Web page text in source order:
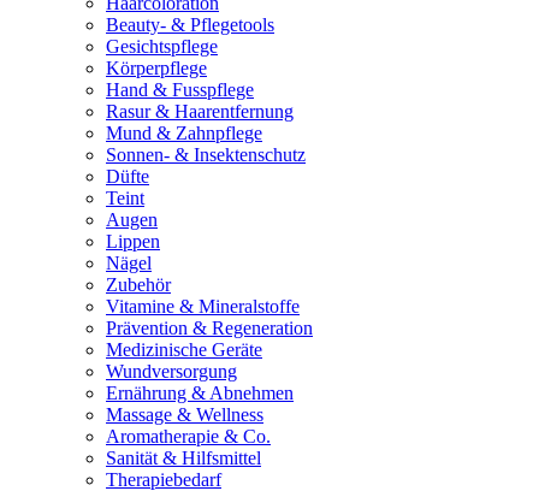
Beauty- & Pflegetools
Gesichtspflege
Körperpflege
Hand & Fusspflege
Rasur & Haarentfernung
Mund & Zahnpflege
Sonnen- & Insektenschutz
Düfte
Teint
Augen
Lippen
Nägel
Zubehör
Vitamine & Mineralstoffe
Prävention & Regeneration
Medizinische Geräte
Wundversorgung
Ernährung & Abnehmen
Massage & Wellness
Aromatherapie & Co.
Sanität & Hilfsmittel
Therapiebedarf